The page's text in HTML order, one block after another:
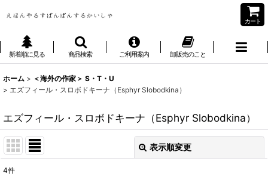
カート
新着順に見る 商品検索 ご利用案内 卸販売のこと
ホーム > ＜海外の作家＞ S・T・U
> エズフィール・スロボドキーナ（Esphyr Slobodkina）
エズフィール・スロボドキーナ（Esphyr Slobodkina）
表示順変更
4件